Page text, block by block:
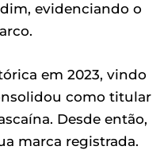
evidenciando o
em 2023, vindo
como titular
Desde então,
marca registrada.